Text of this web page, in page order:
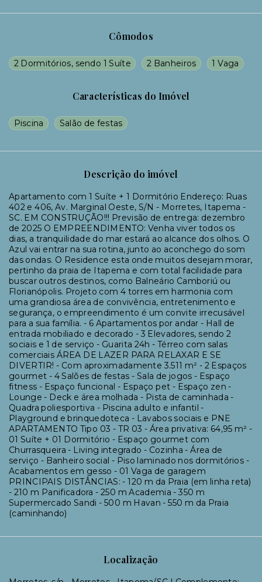
Cômodos
2 Dormitórios, sendo 1 Suíte 2 Banheiros 1 Vaga
Características do Imóvel
Piscina Salão de festas
Descrição do imóvel
Apartamento com 1 Suíte + 1 Dormitório Endereço: Ruas
402 e 406, Av. Marginal Oeste, S/N - Morretes, Itapema -
SC. EM CONSTRUÇÃO!!! Previsão de entrega: dezembro
de 2025 O EMPREENDIMENTO: Venha viver todos os
dias, a tranquilidade do mar estará ao alcance dos olhos. O
Azul vai entrar na sua rotina, junto ao aconchego do som
das ondas. O Residence esta onde muitos desejam morar,
pertinho da praia de Itapema e com total facilidade para
buscar outros destinos, como Balneário Camboriú ou
Florianópolis. Projeto com 4 torres em harmonia com
uma grandiosa área de convivência, entretenimento e
segurança, o empreendimento é um convite irrecusável
para a sua família. - 6 Apartamentos por andar - Hall de
entrada mobiliado e decorado - 3 Elevadores, sendo 2
sociais e 1 de serviço - Guarita 24h - Térreo com salas
comerciais ÁREA DE LAZER PARA RELAXAR E SE
DIVERTIR! - Com aproximadamente 3.511 m² - 2 Espaços
gourmet - 4 Salões de festas - Sala de jogos - Espaço
fitness - Espaço funcional - Espaço pet - Espaço zen -
Lounge - Deck e área molhada - Pista de caminhada -
Quadra poliesportiva - Piscina adulto e infantil -
Playground e brinquedoteca - Lavabos sociais e PNE
APARTAMENTO Tipo 03 - TR 03 - Área privativa: 64,95 m² -
01 Suíte + 01 Dormitório - Espaço gourmet com
Churrasqueira - Living integrado - Cozinha - Área de
serviço - Banheiro social - Piso laminado nos dormitórios -
Acabamentos em gesso - 01 Vaga de garagem
PRINCIPAIS DISTÂNCIAS: - 120 m da Praia (em linha reta)
- 210 m Panificadora - 250 m Academia - 350 m
Supermercado Sandi - 500 m Havan - 550 m da Praia
(caminhando)
Localização